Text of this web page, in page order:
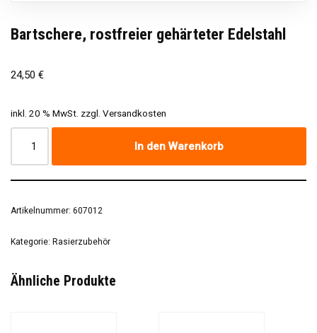
Bartschere, rostfreier gehärteter Edelstahl
24,50 €
inkl. 20 % MwSt. zzgl. Versandkosten
In den Warenkorb
Artikelnummer: 607012
Kategorie: Rasierzubehör
Ähnliche Produkte